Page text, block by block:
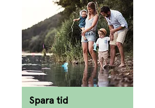
Spara tid